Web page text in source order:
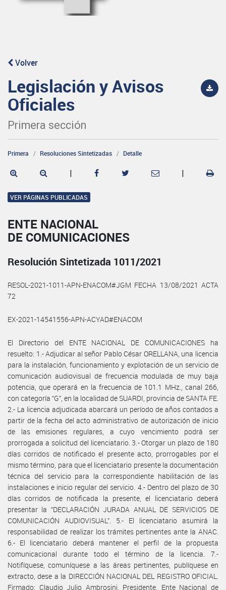
Volver
Legislación y Avisos
Oficiales
Primera sección
Primera Resoluciones Sintetizadas Detalle
| |
VER PÁGINAS PUBLICADAS
ENTE NACIONAL
DE COMUNICACIONES
Resolución Sintetizada 1011/2021
RESOL-2021-1011-APN-ENACOM#JGM FECHA 13/08/2021 ACTA
72
EX-2021-14541556-APN-ACYAD#ENACOM
El Directorio del ENTE NACIONAL DE COMUNICACIONES ha
resuelto: 1.- Adjudicar al señor Pablo César ORELLANA, una licencia
para la instalación, funcionamiento y explotación de un servicio de
comunicación audiovisual de frecuencia modulada de muy baja
potencia, que operará en la frecuencia de 101.1 MHz., canal 266,
con categoría “G”, en la localidad de SUARDI, provincia de SANTA FE.
2.- La licencia adjudicada abarcará un período de años contados a
partir de la fecha del acto administrativo de autorización de inicio
de las emisiones regulares, a cuyo vencimiento podrá ser
prorrogada a solicitud del licenciatario. 3.- Otorgar un plazo de 180
días corridos de notificado el presente acto, prorrogables por el
mismo término, para que el licenciatario presente la documentación
técnica del servicio para la correspondiente habilitación de las
instalaciones e inicio regular del servicio. 4.- Dentro del plazo de 30
días corridos de notificada la presente, el licenciatario deberá
presentar la “DECLARACIÓN JURADA ANUAL DE SERVICIOS DE
COMUNICACIÓN AUDIOVISUAL”. 5.- El licenciatario asumirá la
responsabilidad de realizar los trámites pertinentes ante la ANAC.
6.- El licenciatario deberá mantener el perfil de la propuesta
comunicacional durante todo el término de la licencia. 7.-
Notifíquese, comuníquese a las áreas pertinentes, publíquese en
extracto, dese a la DIRECCIÓN NACIONAL DEL REGISTRO OFICIAL.
Firmado: Claudio Julio Ambrosini, Presidente, Ente Nacional de